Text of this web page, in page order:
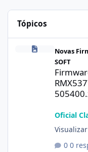
Tópicos
Novas
SOFT
Oficial
0